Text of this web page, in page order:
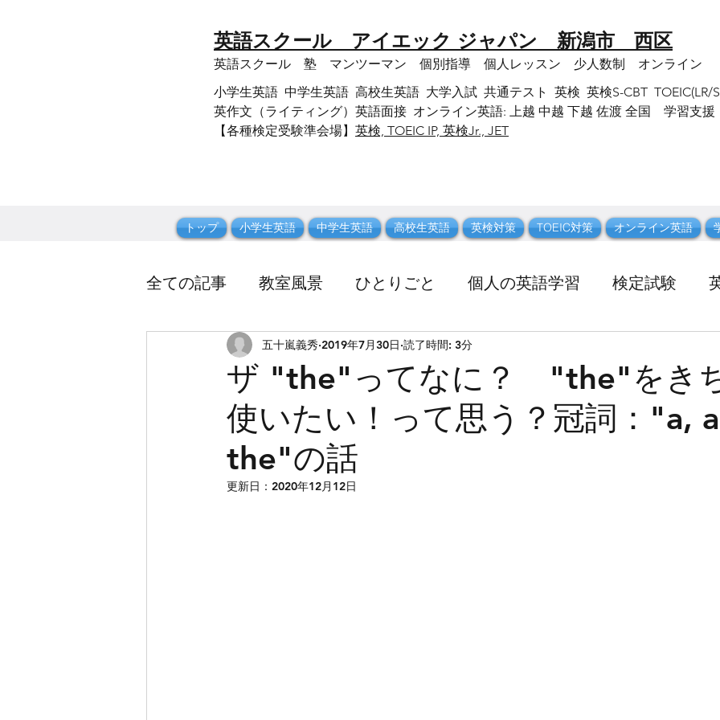
​英語スクール アイエック ジャパン 新潟市 西区
​英語スクール 塾 マンツーマン 個別指導 個人レッスン 少人数制 オンライン
小学生英語 中学生英語 高校生英語 大学入試 共通テスト 英検 英検S-CBT TOEIC(LR/
英作文（ライティング）英語面接 オンライン英語: 上越 中越 下越 佐渡 全国 学習支援
【各種検定受験準会場】 英検, TOEIC IP, 英検Jr., JET
トップ 小学生英語 中学生英語 高校生英語 英検対策 TOEIC対策 オンライン英語
全ての記事 教室風景 ひとりごと 個人の英語学習 検定試験
スクール関係 新潟観光 英語 語彙
高校生英語 新潟 オンライン英語 英検 英検二次試験
中学生英語
ザ "the"ってなに？ "the"をき
使いたい！って思う？冠詞："a,
the"の話
五十嵐義秀 2019年7月30日 読了時間: 3分
更新日： 2020年12月12日